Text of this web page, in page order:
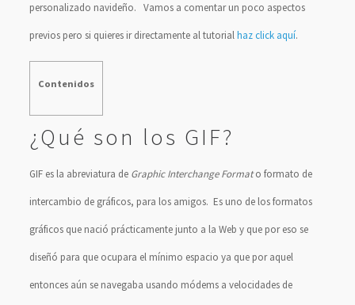
personalizado navideño. Vamos a comentar un poco aspectos
previos pero si quieres ir directamente al tutorialhaz click aquí.
Contenidos
¿Qué son los GIF?
GIF es la abreviatura de Graphic Interchange Formato formato de
intercambio de gráficos, para los amigos. Es uno de los formatos
gráficos que nació prácticamente junto a la Web y que por eso se
diseñó para que ocupara el mínimo espacio ya que por aquel
entonces aún se navegaba usando módems a velocidades de